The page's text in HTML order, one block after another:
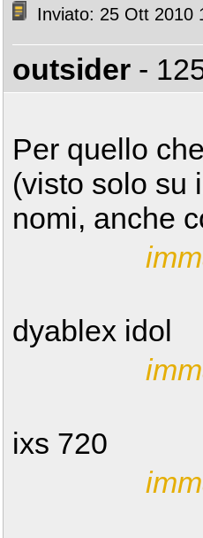
Inviato: 25 Ott 2010
outsider -
Per quello
(visto solo su
nomi, anche
dyablex idol
ixs 720